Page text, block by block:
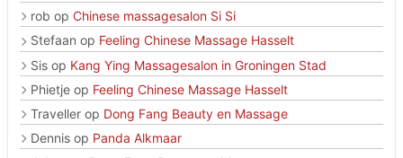
rob op Chinese massagesalon Si Si
Stefaan op Feeling Chinese Massage Hasselt
Sis op Kang Ying Massagesalon in Groningen Stad
Phietje op Feeling Chinese Massage Hasselt
Traveller op Dong Fang Beauty en Massage
Dennis op Panda Alkmaar